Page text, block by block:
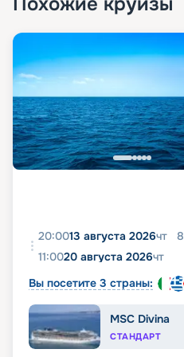
20:0013 августа 2026чт 8
11:0020 августа 2026чт
Вы посетите 3 страны:
MSC Divina
СТАНДАРТ